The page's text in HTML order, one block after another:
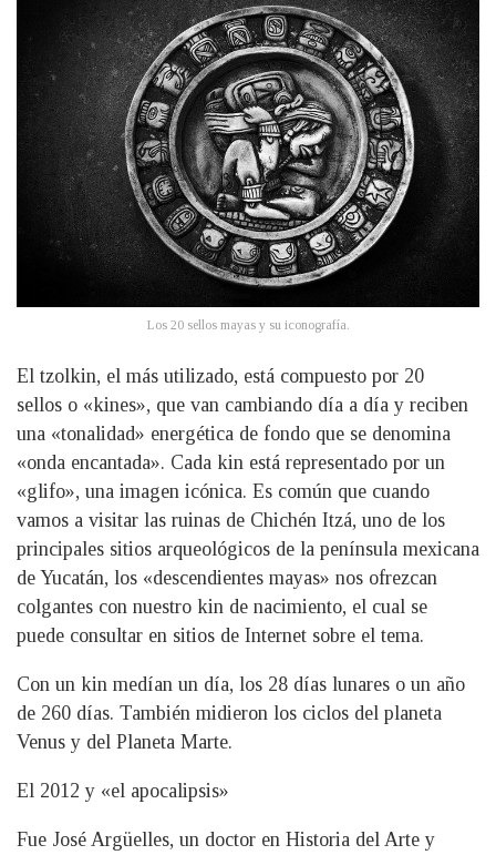
Los 20 sellos mayas y su iconografía.
El tzolkin, el más utilizado, está compuesto por 20
sellos o «kines», que van cambiando día a día y reciben
una «tonalidad» energética de fondo que se denomina
«onda encantada». Cada kin está representado por un
«glifo», una imagen icónica. Es común que cuando
vamos a visitar las ruinas de Chichén Itzá, uno de los
principales sitios arqueológicos de la península mexicana
de Yucatán, los «descendientes mayas» nos ofrezcan
colgantes con nuestro kin de nacimiento, el cual se
puede consultar en sitios de Internet sobre el tema.
Con un kin medían un día, los 28 días lunares o un año
de 260 días. También midieron los ciclos del planeta
Venus y del Planeta Marte.
El 2012 y «el apocalipsis»
Fue José Argüelles, un doctor en Historia del Arte y